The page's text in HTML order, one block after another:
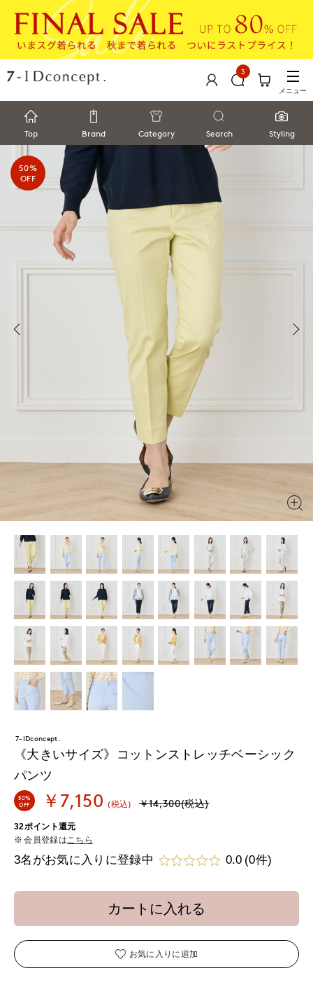
3
メニュー
Top Brand Category Search Styling
50%
OFF
7-IDconcept.
《大きいサイズ》コットンストレッチベーシック
パンツ
50%
OFF
￥7,150 (税込) ￥14,300(税込)
32ポイント還元
会員登録は こちら
3名がお気に入りに登録中 0.0 (0件)
カートに入れる
お気に入りに追加